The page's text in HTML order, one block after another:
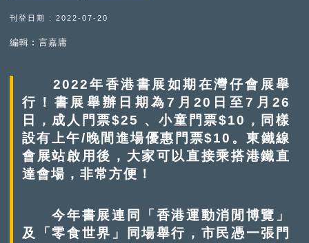
刊登日期 : 2022-07-20
編輯︰言嘉庸
2022年香港書展如期在灣仔會展舉
行！書展舉辦日期為7月20日至7月26
日，成人門票$25 、小童門票$10，同樣
設有上午/晚間進場優惠門票$10。東鐵線
會展站啟用後，大家可以直接乘搭港鐵直
達會場，非常方便！
今年書展連同「香港運動消閒博覽」
及「零食世界」同場舉行，市民憑一張門